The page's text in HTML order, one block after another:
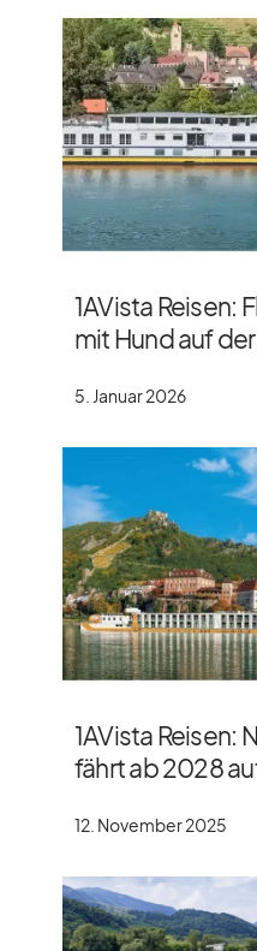
1AVista Reisen:
mit Hund auf
5. Januar 2026
1AVista Reisen:
fährt ab 2028
12. November 2025